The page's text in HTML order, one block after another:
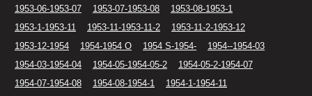
1953-06-1953-07 1953-07-1953-08
1953-08-1953-1
1953-1-1953-11
1953-11-1953-11-2
1953-11-2-1953-12
1953-12-1954
1954-1954 O 1954 S-1954-
1954--1954-03
1954-03-1954-04
1954-05-1954-05-2
1954-05-2-1954-07
1954-07-1954-08
1954-08-1954-1
1954-1-1954-11